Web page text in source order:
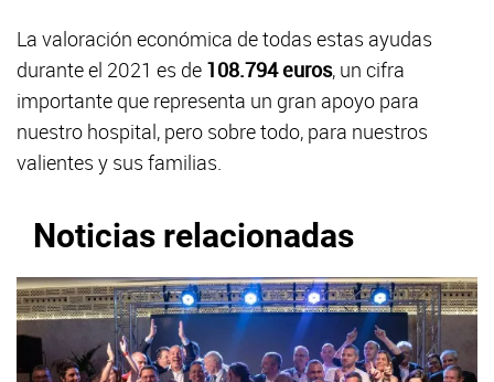
La valoración económica de todas estas ayudas
durante el 2021 es de 108.794 euros, un cifra
importante que representa un gran apoyo para
nuestro hospital, pero sobre todo, para nuestros
valientes y sus familias.
Noticias relacionadas